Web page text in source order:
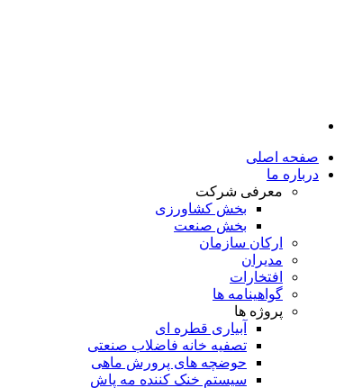
صفحه اصلی
درباره ما
معرفی شرکت
بخش کشاورزی
بخش صنعت
ارکان سازمان
مدیران
افتخارات
گواهینامه ها
پروژه ها
آبیاری قطره ای
تصفیه خانه فاضلاب صنعتی
حوضچه های پرورش ماهی
سیستم خنک کننده مه پاش